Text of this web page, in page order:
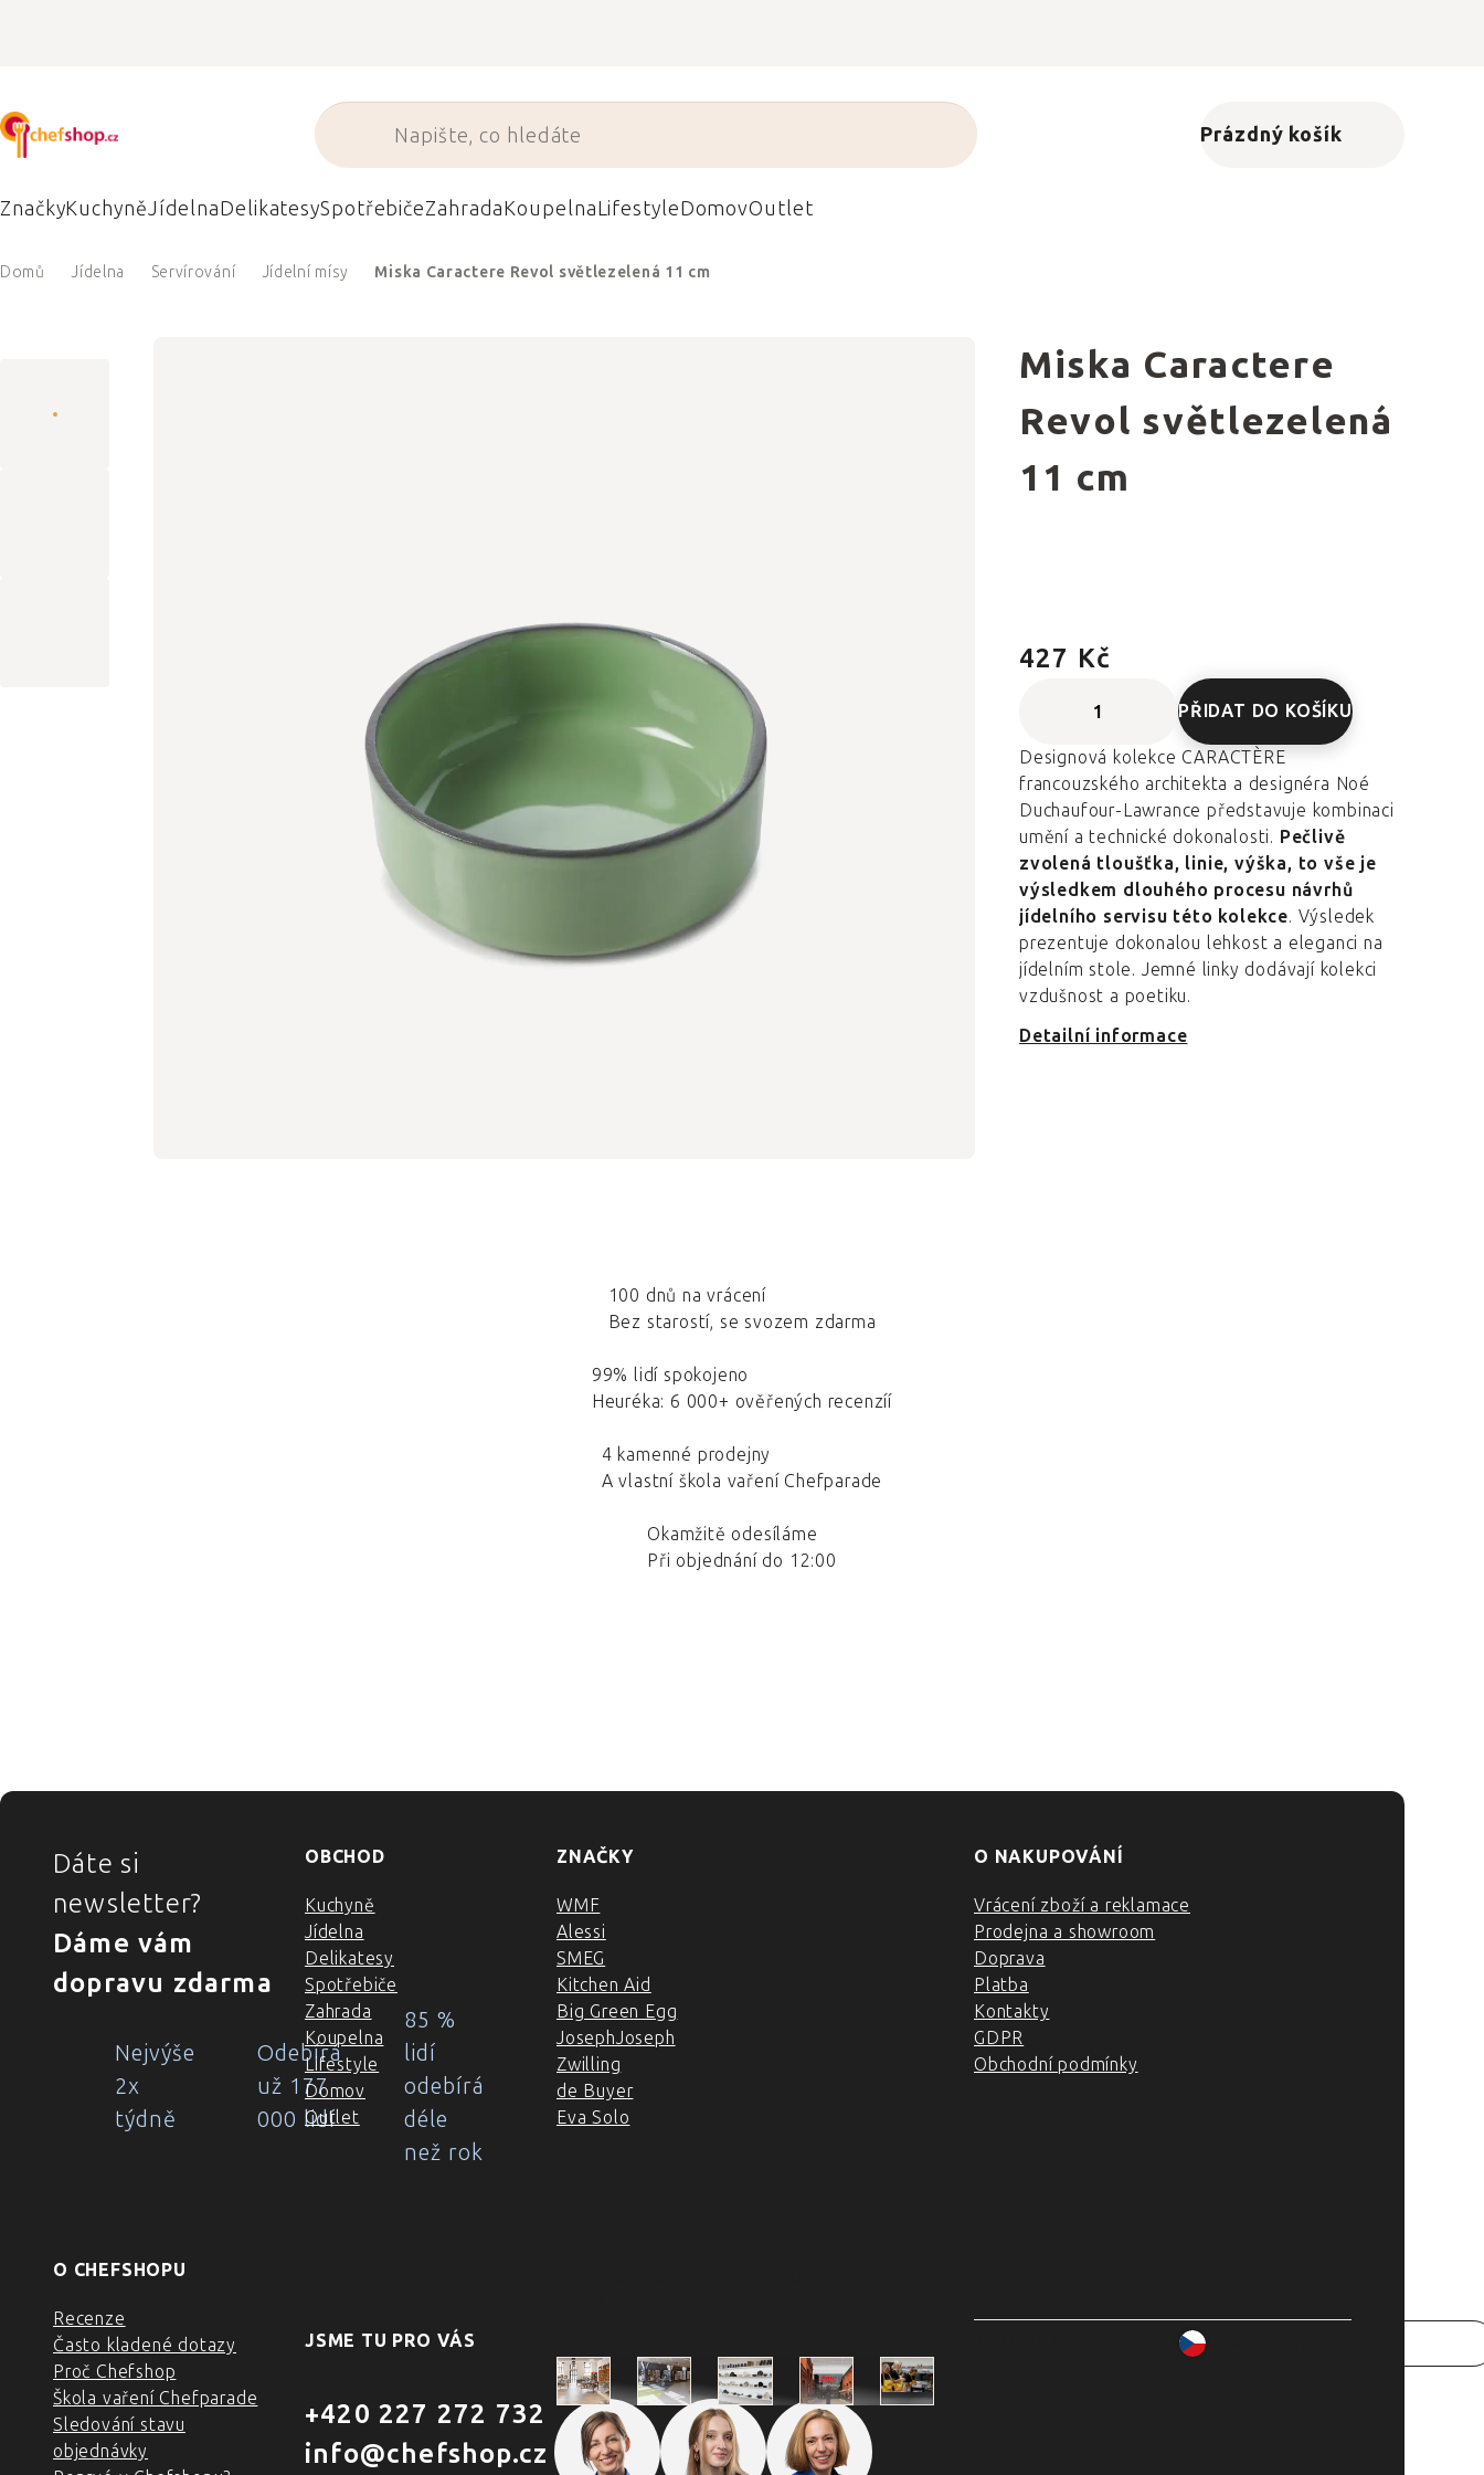
Nákupní košík
Prázdný košík
ZnačkyKuchyněJídelnaDelikatesySpotřebičeZahradaKoupelnaLifestyleDomovOutlet
Domů Jídelna Servírování Jídelní mísy Miska Caractere Revol světlezelená 11 cm
Miska Caractere
Revol světlezelená
11 cm
427 Kč
PŘIDAT DO KOŠÍKU
Designová kolekce CARACTÈRE
francouzského architekta a designéra Noé
Duchaufour-Lawrance představuje kombinaci
umění a technické dokonalosti. Pečlivě
zvolená tloušťka, linie, výška, to vše je
výsledkem dlouhého procesu návrhů
jídelního servisu této kolekce. Výsledek
prezentuje dokonalou lehkost a eleganci na
jídelním stole. Jemné linky dodávají kolekci
vzdušnost a poetiku.
Detailní informace
100 dnů na vrácení
Bez starostí, se svozem zdarma
99% lidí spokojeno
Heuréka: 6 000+ ověřených recenzíí
4 kamenné prodejny
A vlastní škola vaření Chefparade
Okamžitě odesíláme
Při objednání do 12:00
ZÁPATÍ
Dáte si
newsletter?
Dáme vám
dopravu zdarma
Nejvýše
2x
týdně
Odebírá
už 177
000 lidí
85 %
lidí
odebírá
déle
než rok
OBCHOD
Kuchyně
Jídelna
Delikatesy
Spotřebiče
Zahrada
Koupelna
Lifestyle
Domov
Outlet
ZNAČKY
WMF
Alessi
SMEG
Kitchen Aid
Big Green Egg
JosephJoseph
Zwilling
de Buyer
Eva Solo
O NAKUPOVÁNÍ
Vrácení zboží a reklamace
Prodejna a showroom
Doprava
Platba
Kontakty
GDPR
Obchodní podmínky
O CHEFSHOPU
Recenze
Často kladené dotazy
Proč Chefshop
Škola vaření Chefparade
Sledování stavu
objednávky
JSME TU PRO VÁS
+420 227 272 732
info@chefshop.cz
Praha Praha
Outlet
Brno
www.chefshop.cz